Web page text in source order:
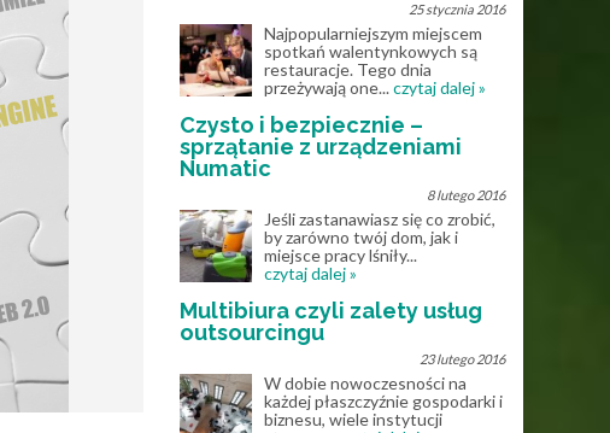
25 stycznia 2016
Najpopularniejszym miejscem
spotkań walentynkowych są
restauracje. Tego dnia
przeżywają one...czytaj dalej »
Czysto i bezpiecznie –
sprzątanie z urządzeniami
Numatic
8 lutego 2016
Jeśli zastanawiasz się co zrobić,
by zarówno twój dom, jak i
miejsce pracy lśniły...
czytaj dalej »
Multibiura czyli zalety usług
outsourcingu
23 lutego 2016
W dobie nowoczesności na
każdej płaszczyźnie gospodarki i
biznesu, wiele instytucji